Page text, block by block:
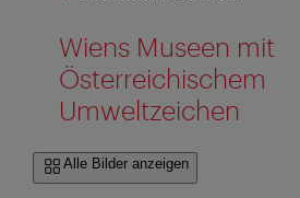
Wiens Museen mit
Österreichischem
Umweltzeichen
Alle Bilder anzeigen